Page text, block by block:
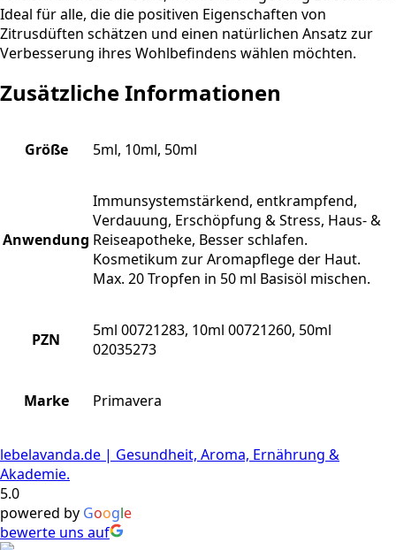
Ideal für alle, die die positiven Eigenschaften von
Zitrusdüften schätzen und einen natürlichen Ansatz zur
Verbesserung ihres Wohlbefindens wählen möchten.
Zusätzliche Informationen
Größe 5ml, 10ml, 50ml
Anwendung
Immunsystemstärkend, entkrampfend,
Verdauung, Erschöpfung & Stress, Haus- &
Reiseapotheke, Besser schlafen.
Kosmetikum zur Aromapflege der Haut.
Max. 20 Tropfen in 50 ml Basisöl mischen.
PZN
5ml 00721283, 10ml 00721260, 50ml
02035273
Marke Primavera
lebelavanda.de | Gesundheit, Aroma, Ernährung &
Akademie.
5.0
powered by Google
bewerte uns auf